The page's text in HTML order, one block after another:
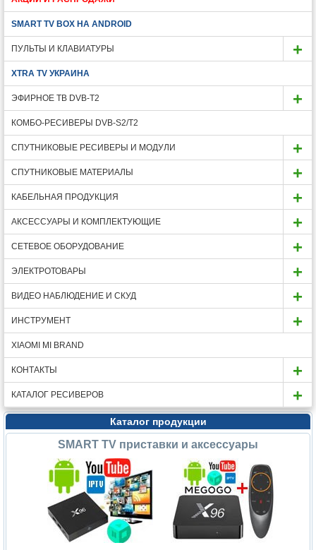
SMART TV BOX НА ANDROID
ПУЛЬТЫ И КЛАВИАТУРЫ
XTRA TV УКРАИНА
ЭФИРНОЕ ТВ DVB-T2
КОМБО-РЕСИВЕРЫ DVB-S2/Т2
СПУТНИКОВЫЕ РЕСИВЕРЫ И МОДУЛИ
СПУТНИКОВЫЕ МАТЕРИАЛЫ
КАБЕЛЬНАЯ ПРОДУКЦИЯ
АКСЕССУАРЫ И КОМПЛЕКТУЮЩИЕ
СЕТЕВОЕ ОБОРУДОВАНИЕ
ЭЛЕКТРОТОВАРЫ
ВИДЕО НАБЛЮДЕНИЕ И СКУД
ИНСТРУМЕНТ
XIAOMI MI BRAND
КОНТАКТЫ
КАТАЛОГ РЕСИВЕРОВ
Каталог продукции
SMART TV приставки и аксессуары